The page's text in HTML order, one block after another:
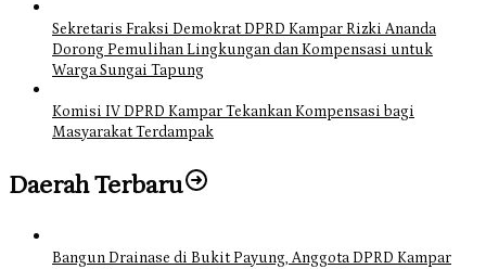
Sekretaris Fraksi Demokrat DPRD Kampar Rizki Ananda
Dorong Pemulihan Lingkungan dan Kompensasi untuk
Warga Sungai Tapung
Komisi IV DPRD Kampar Tekankan Kompensasi bagi
Masyarakat Terdampak
Daerah Terbaru
Bangun Drainase di Bukit Payung, Anggota DPRD Kampar